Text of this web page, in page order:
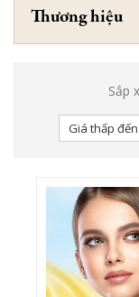
Thương hiệu
Sắp
Giá thấp